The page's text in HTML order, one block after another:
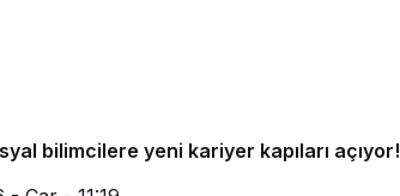
bilimcilere yeni kariyer kapıları açıyor!